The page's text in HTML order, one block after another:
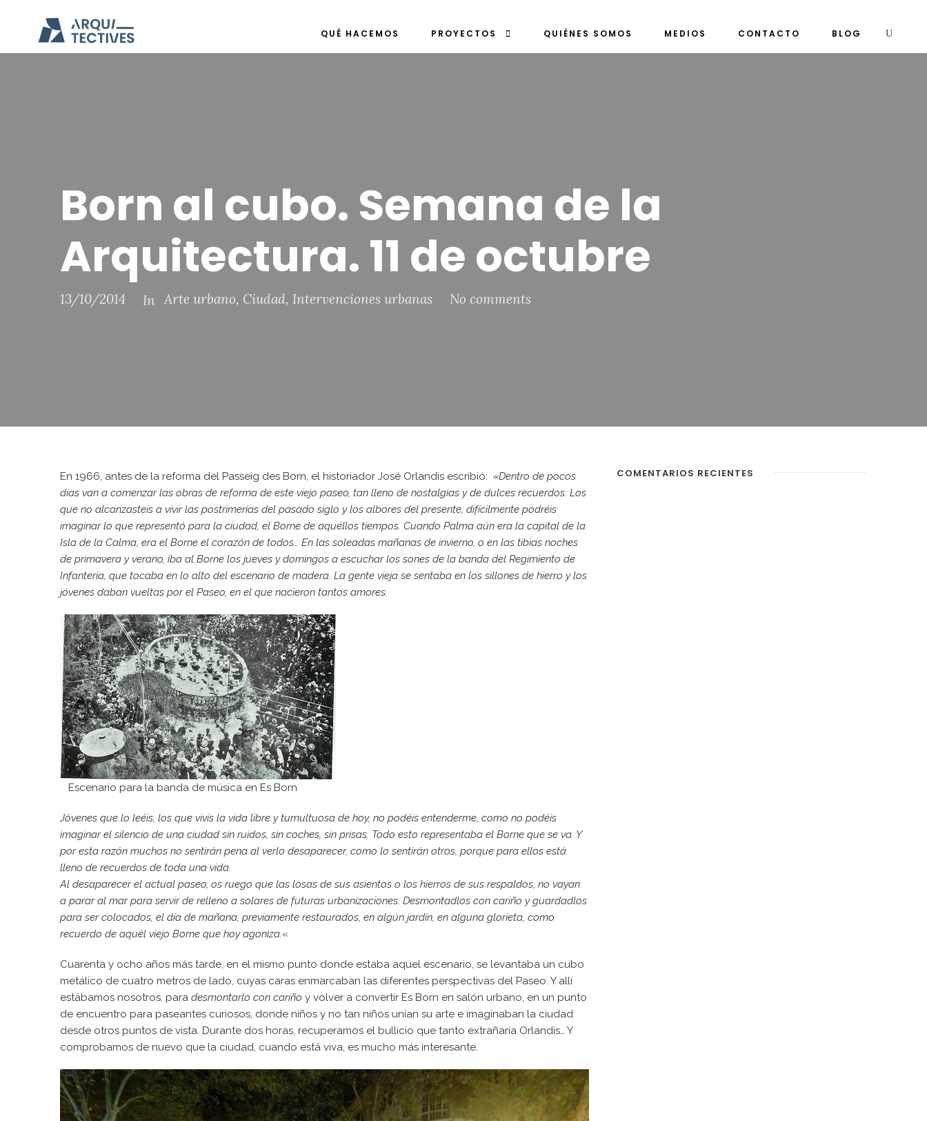
QUÉ HACEMOS PROYECTOS QUIÉNES SOMOS MEDIOS CONTACTO BLOG
Born al cubo. Semana de la
Arquitectura. 11 de octubre
13/10/2014 In Arte urbano, Ciudad, Intervenciones urbanas No comments
En 1966, antes de la reforma del Passeig des Born, el historiador José Orlandis escribió: «Dentro de pocos
días van a comenzar las obras de reforma de este viejo paseo, tan lleno de nostalgias y de dulces recuerdos. Los
que no alcanzasteis a vivir las postrimerías del pasado siglo y los albores del presente, difícilmente podréis
imaginar lo que representó para la ciudad, el Borne de aquéllos tiempos. Cuando Palma aún era la capital de la
Isla de la Calma, era el Borne el corazón de todos… En las soleadas mañanas de invierno, o en las tibias noches
de primavera y verano, iba al Borne los jueves y domingos a escuchar los sones de la banda del Regimiento de
Infantería, que tocaba en lo alto del escenario de madera. La gente vieja se sentaba en los sillones de hierro y los
jóvenes daban vueltas por el Paseo, en el que nacieron tantos amores.
Escenario para la banda de música en Es Born
Jóvenes que lo leéis, los que vivís la vida libre y tumultuosa de hoy, no podéis entenderme, como no podéis
imaginar el silencio de una ciudad sin ruidos, sin coches, sin prisas. Todo esto representaba el Borne que se va. Y
por esta razón muchos no sentirán pena al verlo desaparecer, como lo sentirán otros, porque para ellos está
lleno de recuerdos de toda una vida.
Al desaparecer el actual paseo, os ruego que las losas de sus asientos o los hierros de sus respaldos, no vayan
a parar al mar para servir de relleno a solares de futuras urbanizaciones. Desmontadlos con cariño y guardadlos
para ser colocados, el día de mañana, previamente restaurados, en algún jardín, en alguna glorieta, como
recuerdo de aquél viejo Borne que hoy agoniza.«
Cuarenta y ocho años más tarde, en el mismo punto donde estaba aquel escenario, se levantaba un cubo
metálico de cuatro metros de lado, cuyas caras enmarcaban las diferentes perspectivas del Paseo. Y allí
estábamos nosotros, para desmontarlo con cariño y volver a convertir Es Born en salón urbano, en un punto
de encuentro para paseantes curiosos, donde niños y no tan niños unían su arte e imaginaban la ciudad
desde otros puntos de vista. Durante dos horas, recuperamos el bullicio que tanto extrañaría Orlandis… Y
comprobamos de nuevo que la ciudad, cuando está viva, es mucho más interesante.
COMENTARIOS RECIENTES